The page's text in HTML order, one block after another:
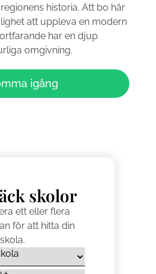
historia. Att bo här
att uppleva en modern
har en djup
omgivning.
igång
skolor
ett eller flera
för att hitta din